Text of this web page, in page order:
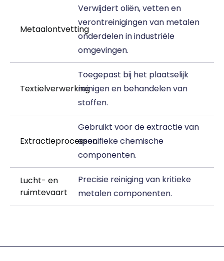
Metaalontvetting
Verwijdert oliën, vetten en
verontreinigingen van metalen
onderdelen in industriële
omgevingen.
Textielverwerking
Toegepast bij het plaatselijk
reinigen en behandelen van
stoffen.
Extractieprocessen
Gebruikt voor de extractie van
specifieke chemische
componenten.
Lucht- en
ruimtevaart
Precisie reiniging van kritieke
metalen componenten.